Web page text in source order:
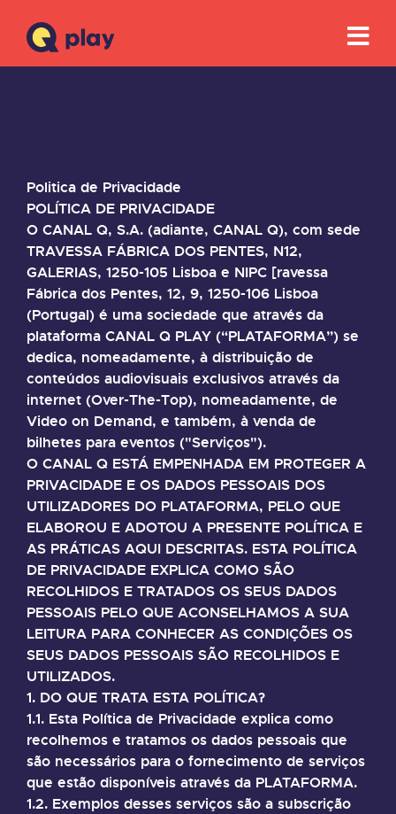
Politica de Privacidade
POLÍTICA DE PRIVACIDADE
O CANAL Q, S.A. (adiante, CANAL Q), com sede
TRAVESSA FÁBRICA DOS PENTES, N12,
GALERIAS, 1250-105 Lisboa e NIPC [ravessa
Fábrica dos Pentes, 12, 9, 1250-106 Lisboa
(Portugal) é uma sociedade que através da
plataforma CANAL Q PLAY (“PLATAFORMA”) se
dedica, nomeadamente, à distribuição de
conteúdos audiovisuais exclusivos através da
internet (Over-The-Top), nomeadamente, de
Video on Demand, e também, à venda de
bilhetes para eventos ("Serviços").
O CANAL Q ESTÁ EMPENHADA EM PROTEGER A
PRIVACIDADE E OS DADOS PESSOAIS DOS
UTILIZADORES DO PLATAFORMA, PELO QUE
ELABOROU E ADOTOU A PRESENTE POLÍTICA E
AS PRÁTICAS AQUI DESCRITAS. ESTA POLÍTICA
DE PRIVACIDADE EXPLICA COMO SÃO
RECOLHIDOS E TRATADOS OS SEUS DADOS
PESSOAIS PELO QUE ACONSELHAMOS A SUA
LEITURA PARA CONHECER AS CONDIÇÕES OS
SEUS DADOS PESSOAIS SÃO RECOLHIDOS E
UTILIZADOS.
1. DO QUE TRATA ESTA POLÍTICA?
1.1. Esta Política de Privacidade explica como
recolhemos e tratamos os dados pessoais que
são necessários para o fornecimento de serviços
que estão disponíveis através da PLATAFORMA.
1.2. Exemplos desses serviços são a subscrição